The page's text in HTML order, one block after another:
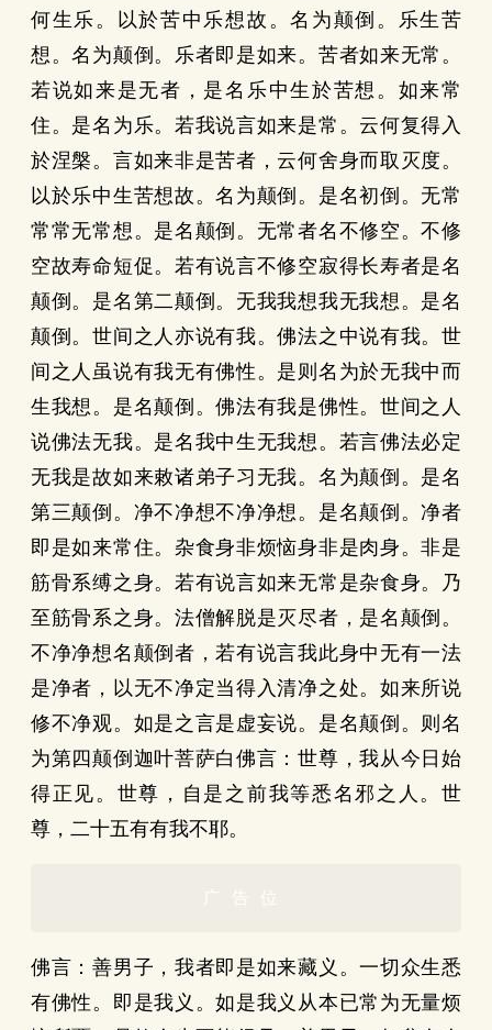
何生乐。以於苦中乐想故。名为颠倒。乐生苦
想。名为颠倒。乐者即是如来。苦者如来无常。
若说如来是无者，是名乐中生於苦想。如来常
住。是名为乐。若我说言如来是常。云何复得入
於涅槃。言如来非是苦者，云何舍身而取灭度。
以於乐中生苦想故。名为颠倒。是名初倒。无常
常常无常想。是名颠倒。无常者名不修空。不修
空故寿命短促。若有说言不修空寂得长寿者是名
颠倒。是名第二颠倒。无我我想我无我想。是名
颠倒。世间之人亦说有我。佛法之中说有我。世
间之人虽说有我无有佛性。是则名为於无我中而
生我想。是名颠倒。佛法有我是佛性。世间之人
说佛法无我。是名我中生无我想。若言佛法必定
无我是故如来敕诸弟子习无我。名为颠倒。是名
第三颠倒。净不净想不净净想。是名颠倒。净者
即是如来常住。杂食身非烦恼身非是肉身。非是
筋骨系缚之身。若有说言如来无常是杂食身。乃
至筋骨系之身。法僧解脱是灭尽者，是名颠倒。
不净净想名颠倒者，若有说言我此身中无有一法
是净者，以无不净定当得入清净之处。如来所说
修不净观。如是之言是虚妄说。是名颠倒。则名
为第四颠倒迦叶菩萨白佛言：世尊，我从今日始
得正见。世尊，自是之前我等悉名邪之人。世
尊，二十五有有我不耶。
广告位
佛言：善男子，我者即是如来藏义。一切众生悉
有佛性。即是我义。如是我义从本已常为无量烦